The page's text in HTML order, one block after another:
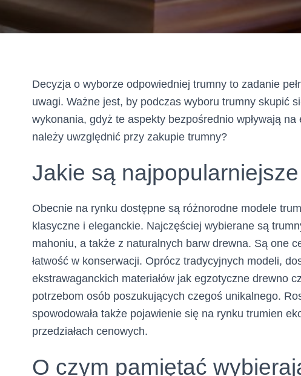
Decyzja o wyborze odpowiedniej trumny to zadanie
uwagi. Ważne jest, by podczas wyboru trumny skupić
wykonania, gdyż te aspekty bezpośrednio wpływają
należy uwzględnić przy zakupie trumny?
Jakie są
Obecnie na rynku dostępne są różnorodne modele
klasyczne i eleganckie. Najczęściej wybierane są
mahoniu, a także z naturalnych barw drewna. Są one
łatwość w konserwacji. Oprócz tradycyjnych modeli,
ekstrawaganckich materiałów jak egzotyczne drewno
potrzebom osób poszukujących czegoś unikalnego.
spowodowała także pojawienie się na rynku trumien
przedziałach cenowych.
O czym pamiętać